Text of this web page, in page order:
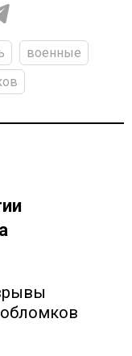
военные